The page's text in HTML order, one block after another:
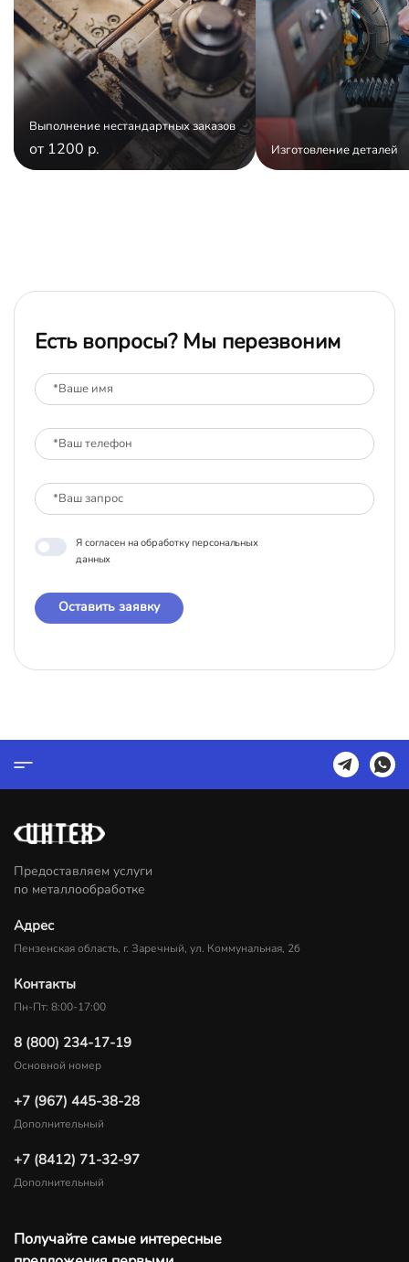
Выполнение нестандартных заказов
от 1200 р. Изготовление деталей
Есть вопросы? Мы перезвоним
Я согласен на обработку персональных
данных
Оставить заявку
Предоставляем услуги
по металлообработке
Адрес
Пензенская область, г. Заречный, ул. Коммунальная, 2б
Контакты
Пн-Пт: 8:00-17:00
8 (800) 234-17-19
Основной номер
+7 (967) 445-38-28
Дополнительный
+7 (8412) 71-32-97
Дополнительный
Получайте самые интересные